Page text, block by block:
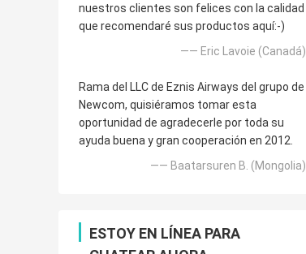
nuestros clientes son felices con la calidad
que recomendaré sus productos aquí:-)
—— Eric Lavoie (Canadá)
Rama del LLC de Eznis Airways del grupo de
Newcom, quisiéramos tomar esta
oportunidad de agradecerle por toda su
ayuda buena y gran cooperación en 2012.
—— Baatarsuren B. (Mongolia)
ESTOY EN LÍNEA PARA